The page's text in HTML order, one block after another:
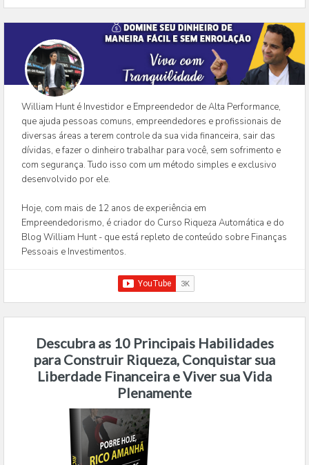
William Hunt é Investidor e Empreendedor de Alta Performance,
que ajuda pessoas comuns, empreendedores e profissionais de
diversas áreas a terem controle da sua vida financeira, sair das
dívidas, e fazer o dinheiro trabalhar para você, sem sofrimento e
com segurança. Tudo isso com um método simples e exclusivo
desenvolvido por ele.
Hoje, com mais de 12 anos de experiência em
Empreendedorismo, é criador do Curso Riqueza Automática e do
Blog William Hunt - que está repleto de conteúdo sobre Finanças
Pessoais e Investimentos.
Descubra as 10 Principais Habilidades
para Construir Riqueza, Conquistar sua
Liberdade Financeira e Viver sua Vida
Plenamente